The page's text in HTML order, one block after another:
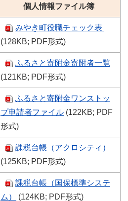
個人情報ファイル簿
みやき町役職チェック表
(128KB; PDF形式)
ふるさと寄附金寄附者一覧
(121KB; PDF形式)
ふるさと寄附金ワンストッ
プ申請者ファイル (122KB; PDF
形式)
課税台帳（アクロシティ）
(125KB; PDF形式)
課税台帳（国保標準システ
ム）
(124KB; PDF形式)